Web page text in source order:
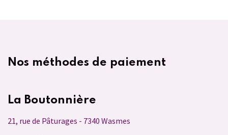
Nos méthodes de paiement
La Boutonnière
21, rue de Pâturages - 7340 Wasmes